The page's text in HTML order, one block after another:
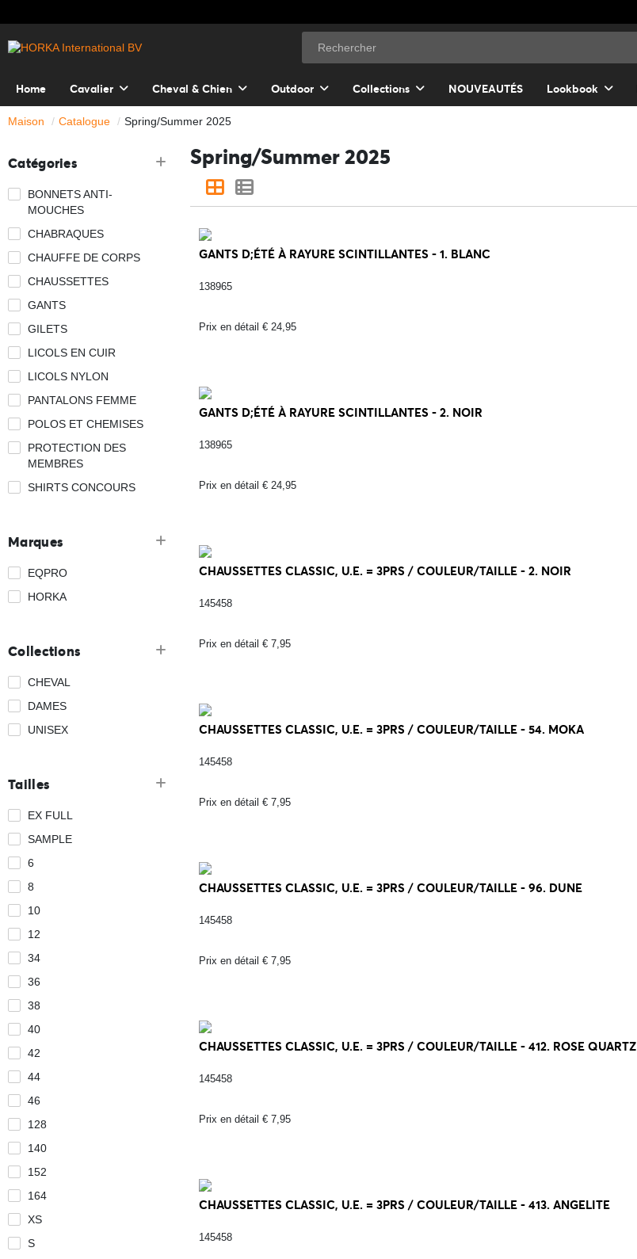
Home Cavalier Cheval & Chien Outdoor Collections NOUVEAUTÉS Lookbook
Maison Catalogue Spring/Summer 2025
Catégories
BONNETS ANTI-
MOUCHES
CHABRAQUES
CHAUFFE DE CORPS
CHAUSSETTES
GANTS
GILETS
LICOLS EN CUIR
LICOLS NYLON
PANTALONS FEMME
POLOS ET CHEMISES
PROTECTION DES
MEMBRES
SHIRTS CONCOURS
Marques
EQPRO
HORKA
Collections
CHEVAL
DAMES
UNISEX
Tailles
EX FULL
SAMPLE
6
8
10
12
34
36
38
40
42
44
46
128
140
152
164
XS
S
Spring/Summer 2025
GANTS D;ÉTÉ À RAYURE SCINTILLANTES - 1. BLANC
138965
Prix en détail € 24,95
GANTS D;ÉTÉ À RAYURE SCINTILLANTES - 2. NOIR
138965
Prix en détail € 24,95
CHAUSSETTES CLASSIC, U.E. = 3PRS / COULEUR/TAILLE - 2. NOIR
145458
Prix en détail € 7,95
CHAUSSETTES CLASSIC, U.E. = 3PRS / COULEUR/TAILLE - 54. MOKA
145458
Prix en détail € 7,95
CHAUSSETTES CLASSIC, U.E. = 3PRS / COULEUR/TAILLE - 96. DUNE
145458
Prix en détail € 7,95
CHAUSSETTES CLASSIC, U.E. = 3PRS / COULEUR/TAILLE - 412. ROSE QUARTZ
145458
Prix en détail € 7,95
CHAUSSETTES CLASSIC, U.E. = 3PRS / COULEUR/TAILLE - 413. ANGELITE
145458